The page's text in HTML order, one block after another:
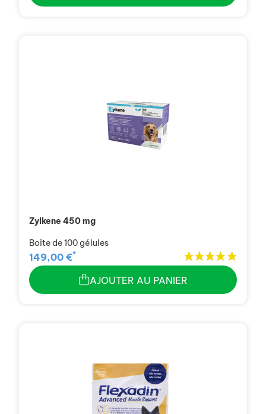
Zylkene 450 mg
Boîte de 100 gélules
149,00 €*
AJOUTER AU PANIER